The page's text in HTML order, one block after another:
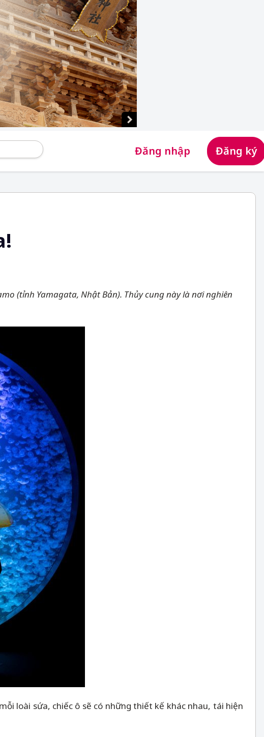
Đăng nhập Đăng ký
(tỉnh Yamagata, Nhật Bản). Thủy cung này là nơi nghiên
loài sứa, chiếc ô sẽ có những thiết kế khác nhau, tái hiện